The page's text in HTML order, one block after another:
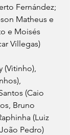
Fernández;
Matheus e
e Moisés
Villegas)
(Vitinho),
(Caio
Bruno
(Luiz
Pedro)